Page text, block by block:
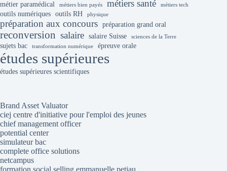
métier paramédical métiers bien payés métiers santé métiers tech
outils numériques outils RH physique
préparation aux concours préparation grand oral
reconversion salaire salaire Suisse sciences de la Terre
sujets bac transformation numérique épreuve orale
études supérieures
études supérieures scientifiques
Brand Asset Valuator
ciej centre d'initiative pour l'emploi des jeunes
chief management officer
potential center
simulateur bac
complete office solutions
netcampus
formation social selling emmanuelle petiau